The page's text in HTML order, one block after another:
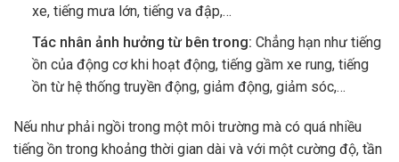
xe, tiếng mưa lớn, tiếng va đập,…
Tác nhân ảnh hưởng từ bên trong: Chẳng hạn như tiếng
ồn của động cơ khi hoạt động, tiếng gầm xe rung, tiếng
ồn từ hệ thống truyền động, giảm động, giảm sóc,…
Nếu như phải ngồi trong một môi trường mà có quá nhiều
tiếng ồn trong khoảng thời gian dài và với một cường độ, tần